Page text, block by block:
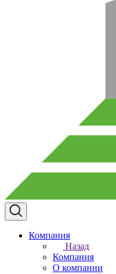
Компания
Назад
Компания
О компании